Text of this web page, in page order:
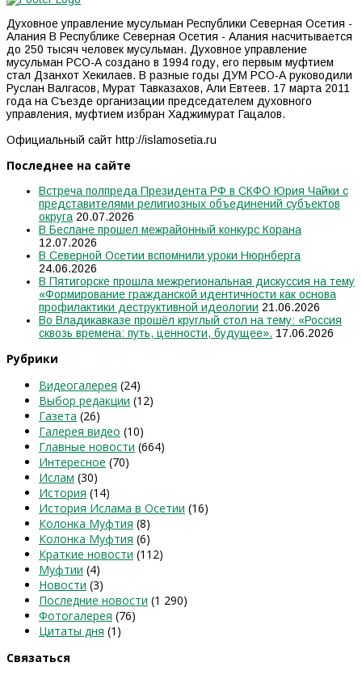
Духовное управление мусульман Республики Северная Осетия -
Алания В Республике Северная Осетия - Алания насчитывается
до 250 тысяч человек мусульман. Духовное управление
мусульман РСО-А создано в 1994 году, его первым муфтием
стал Дзанхот Хекилаев. В разные годы ДУМ РСО-А руководили
Руслан Валгасов, Мурат Тавказахов, Али Евтеев. 17 марта 2011
года на Съезде организации председателем духовного
управления, муфтием избран Хаджимурат Гацалов.
Официальный сайт http://islamosetia.ru
Последнее на сайте
Встреча полпреда Президента РФ в СКФО Юрия Чайки с
представителями религиозных объединений субъектов
округа 20.07.2026
В Беслане прошел межрайонный конкурс Корана
12.07.2026
В Северной Осетии вспомнили уроки Нюрнберга
24.06.2026
В Пятигорске прошла межрегиональная дискуссия на тему
«Формирование гражданской идентичности как основа
профилактики деструктивной идеологии 21.06.2026
Во Владикавказе прошёл круглый стол на тему: «Россия
сквозь времена: путь, ценности, будущее». 17.06.2026
Рубрики
Видеогалерея (24)
Выбор редакции (12)
Газета (26)
Галерея видео (10)
Главные новости (664)
Интересное (70)
Ислам (30)
История (14)
История Ислама в Осетии (16)
Колонка Муфтия (8)
Колонка Муфтия (6)
Краткие новости (112)
Муфтии (4)
Новости (3)
Последние новости (1 290)
Фотогалерея (76)
Цитаты дня (1)
Связаться